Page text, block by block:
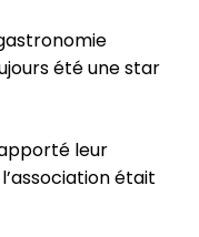
été une star
leur
était